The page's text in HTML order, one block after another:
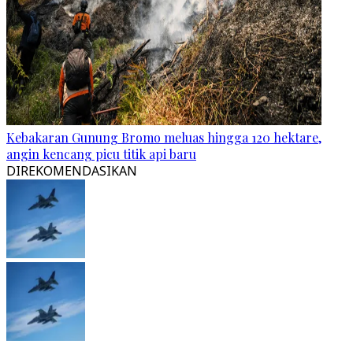
Kebakaran Gunung Bromo meluas hingga 120 hektare,
angin kencang picu titik api baru
DIREKOMENDASIKAN